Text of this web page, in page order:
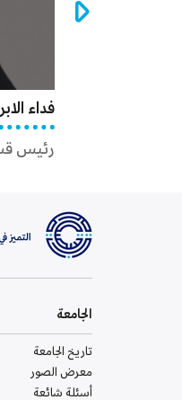
فداء الابراهيم
رئيس قسم الاعلام
الجامعة
تاريخ الجامعة
معرض الصور
أسئلة شائعة